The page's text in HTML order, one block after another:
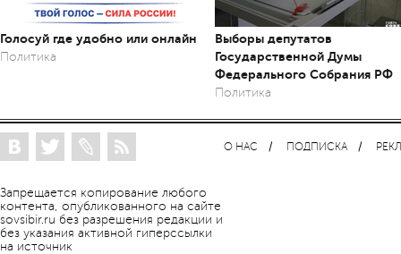
Голосуй где удобно или онлайн
Политика
Выборы депутатов
Государственной Думы
Федерального Собрания РФ
Политика
Запрещается копирование любого
контента, опубликованного на сайте
sovsibir.ru без разрешения редакции и
без указания активной гиперссылки
на источник
О НАС ПОДПИСКА